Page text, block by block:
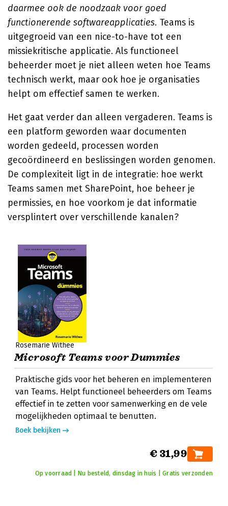
daarmee ook de noodzaak voor goed
functionerende softwareapplicaties. Teams is
uitgegroeid van een nice-to-have tot een
missiekritische applicatie. Als functioneel
beheerder moet je niet alleen weten hoe Teams
technisch werkt, maar ook hoe je organisaties
helpt om effectief samen te werken.
Het gaat verder dan alleen vergaderen. Teams is
een platform geworden waar documenten
worden gedeeld, processen worden
gecoördineerd en beslissingen worden genomen.
De complexiteit ligt in de integratie: hoe werkt
Teams samen met SharePoint, hoe beheer je
permissies, en hoe voorkom je dat informatie
versplintert over verschillende kanalen?
Rosemarie Withee
Microsoft Teams voor Dummies
Praktische gids voor het beheren en implementeren
van Teams. Helpt functioneel beheerders om Teams
effectief in te zetten voor samenwerking en de vele
mogelijkheden optimaal te benutten.
Boek bekijken
€ 31,99
Op voorraad | Nu besteld, dinsdag in huis | Gratis verzonden